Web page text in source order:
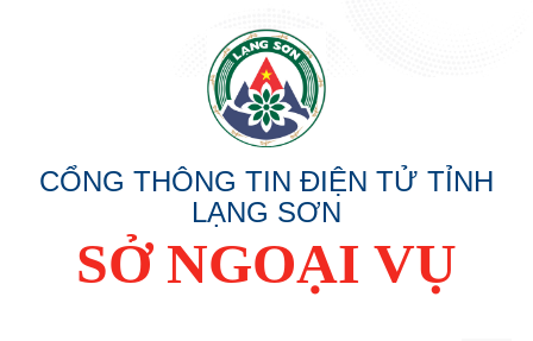
CỔNG THÔNG TIN ĐIỆN TỬ TỈNH
LẠNG SƠN
SỞ NGOẠI VỤ